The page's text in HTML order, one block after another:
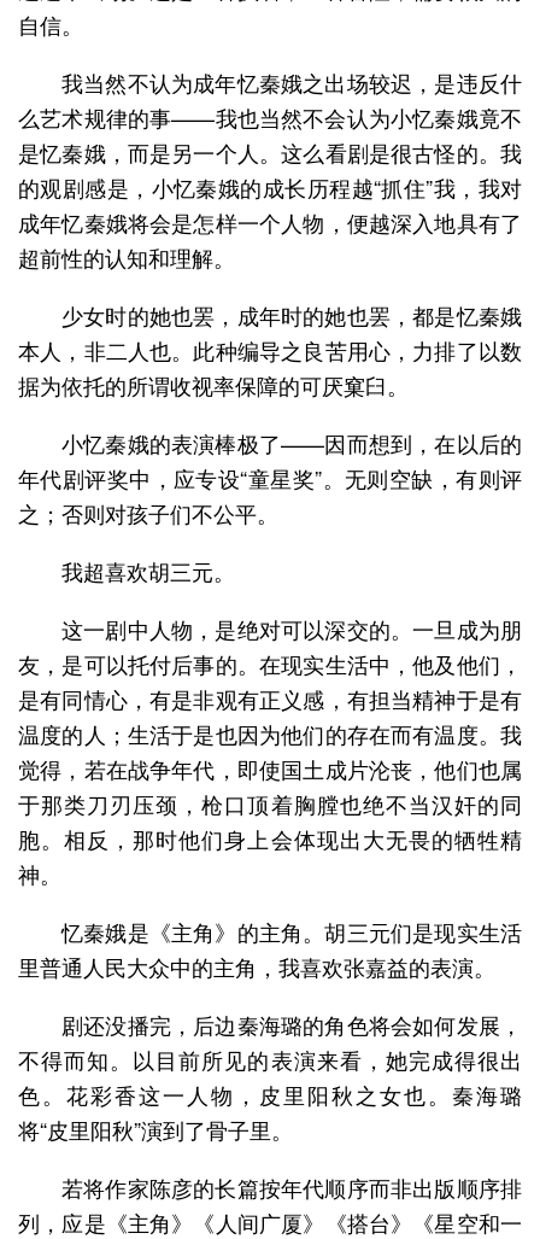
自信。
我当然不认为成年忆秦娥之出场较迟，是违反什
么艺术规律的事——我也当然不会认为小忆秦娥竟不
是忆秦娥，而是另一个人。这么看剧是很古怪的。我
的观剧感是，小忆秦娥的成长历程越“抓住”我，我对
成年忆秦娥将会是怎样一个人物，便越深入地具有了
超前性的认知和理解。
少女时的她也罢，成年时的她也罢，都是忆秦娥
本人，非二人也。此种编导之良苦用心，力排了以数
据为依托的所谓收视率保障的可厌窠臼。
小忆秦娥的表演棒极了——因而想到，在以后的
年代剧评奖中，应专设“童星奖”。无则空缺，有则评
之；否则对孩子们不公平。
我超喜欢胡三元。
这一剧中人物，是绝对可以深交的。一旦成为朋
友，是可以托付后事的。在现实生活中，他及他们，
是有同情心，有是非观有正义感，有担当精神于是有
温度的人；生活于是也因为他们的存在而有温度。我
觉得，若在战争年代，即使国土成片沦丧，他们也属
于那类刀刃压颈，枪口顶着胸膛也绝不当汉奸的同
胞。相反，那时他们身上会体现出大无畏的牺牲精
神。
忆秦娥是《主角》的主角。胡三元们是现实生活
里普通人民大众中的主角，我喜欢张嘉益的表演。
剧还没播完，后边秦海璐的角色将会如何发展，
不得而知。以目前所见的表演来看，她完成得很出
色。花彩香这一人物，皮里阳秋之女也。秦海璐
将“皮里阳秋”演到了骨子里。
若将作家陈彦的长篇按年代顺序而非出版顺序排
列，应是《主角》《人间广厦》《搭台》《星空和一